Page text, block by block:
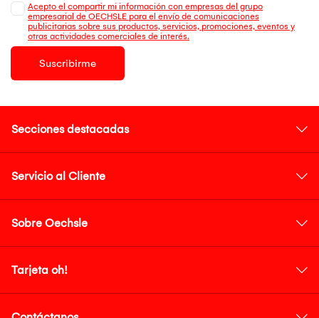
Acepto el compartir mi información con empresas del grupo
empresarial de OECHSLE para el envío de comunicaciones
publicitarias sobre sus productos, servicios, promociones, eventos y
otras actividades comerciales de interés.
Suscribirme
Secciones destacadas
Servicio al Cliente
Sobre Oechsle
Tarjeta oh!